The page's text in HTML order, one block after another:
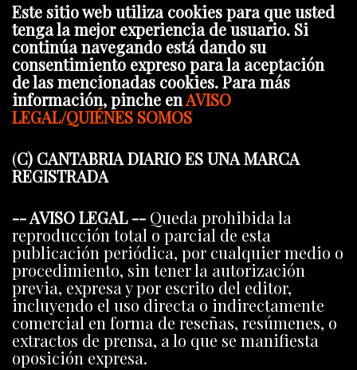
Este sitio web utiliza cookies para que usted
tenga la mejor experiencia de usuario. Si
continúa navegando está dando su
consentimiento expreso para la aceptación
de las mencionadas cookies. Para más
información, pinche enAVISO
LEGAL/QUIÉNES SOMOS
(C) CANTABRIA DIARIO ES UNA MARCA
REGISTRADA
-- AVISO LEGAL -- Queda prohibida la
reproducción total o parcial de esta
publicación periódica, por cualquier medio o
procedimiento, sin tener la autorización
previa, expresa y por escrito del editor,
incluyendo el uso directa o indirectamente
comercial en forma de reseñas, resúmenes, o
extractos de prensa, a lo que se manifiesta
oposición expresa.